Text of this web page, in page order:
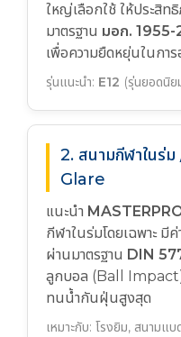
ใหญ่เลือกใช้ ให้ประสิท
มาตรฐาน มอก. 1955-
เพื่อความยืดหยุ่นในกา
รุ่นแนะนำ: E12 (รุ่นยอดนิ
2. สนามกีฬาในร่
Glare
แนะนำ
กีฬาในร่มโดยเฉพาะ มีค่
ผ่านมาตรฐาน DIN
ลูกบอล (Ball
ทนน้ำกันฝุ่นสูงสุด
เหมาะกับ: โรงยิม, สนามแ